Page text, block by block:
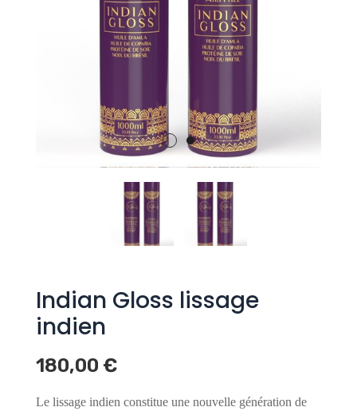
Indian Gloss lissage
indien
180,00 €
Le lissage indien constitue une nouvelle génération de